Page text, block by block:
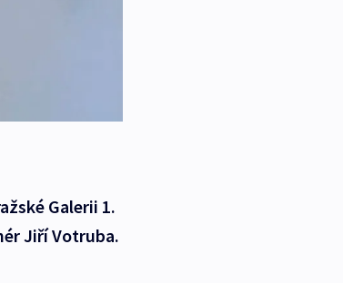
Galerii 1.
Jiří Votruba.